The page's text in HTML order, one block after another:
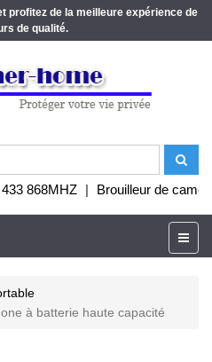
profitez de la meilleure expérience de
de qualité.
868MHZ | Brouilleur de
à batterie haute capacité